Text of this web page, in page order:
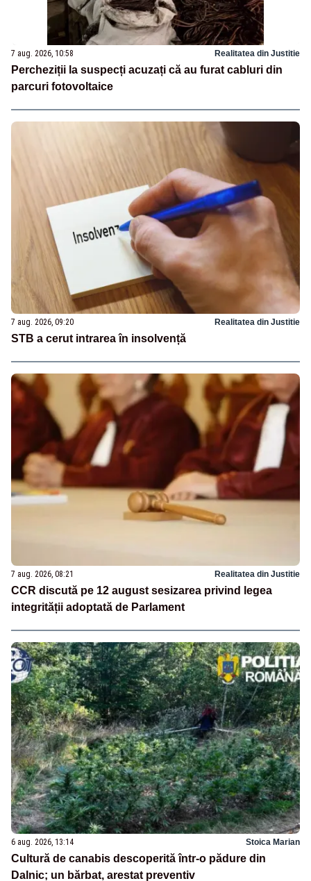
7 aug. 2026, 10:58 Realitatea din Justitie
Percheziții la suspecți acuzați că au furat cabluri din
parcuri fotovoltaice
7 aug. 2026, 09:20 Realitatea din Justitie
STB a cerut intrarea în insolvență
7 aug. 2026, 08:21 Realitatea din Justitie
CCR discută pe 12 august sesizarea privind legea
integrității adoptată de Parlament
6 aug. 2026, 13:14 Stoica Marian
Cultură de canabis descoperită într-o pădure din
Dalnic; un bărbat, arestat preventiv